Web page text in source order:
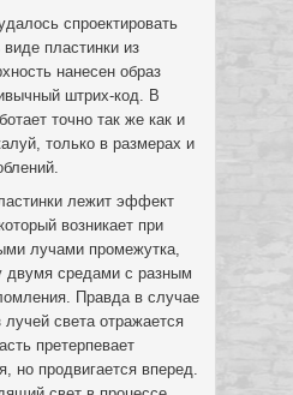
спроектировать
пластинки из
нанесен образ
штрих-код. В
точно так же как и
только в размерах и
лежит эффект
возникает при
лучами промежутка,
двумя средами с разным
Правда в случае
света отражается
претерпевает
но продвигается вперед.